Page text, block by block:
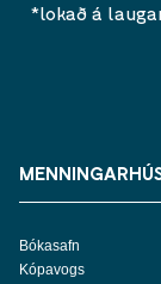
*lokað á
Bókasafn
Kópavogs